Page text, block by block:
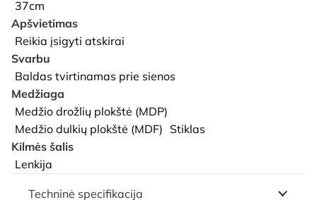
37cm
Apšvietimas
Reikia įsigyti atskirai
Svarbu
Baldas tvirtinamas prie sienos
Medžiaga
Medžio drožlių plokštė (MDP)
Medžio dulkių plokštė (MDF) Stiklas
Kilmės šalis
Lenkija
Techninė specifikacija